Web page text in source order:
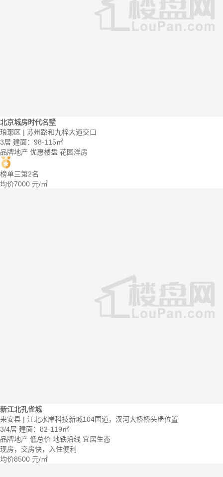
北京城房时代名墅
琅琊区 | 苏州路和九梓大道交口
3居 建面：98-115㎡
品牌地产 优惠楼盘 花园洋房
榜单三第2名
均价7000 元/㎡
新江北孔雀城
来安县 | 江北水岸科技新城104国道，汊河大桥桥头堡位置
3/4居 建面：82-119㎡
品牌地产 低总价 地铁沿线 宜居生态
现房，交房快，入住便利
均价8500 元/㎡